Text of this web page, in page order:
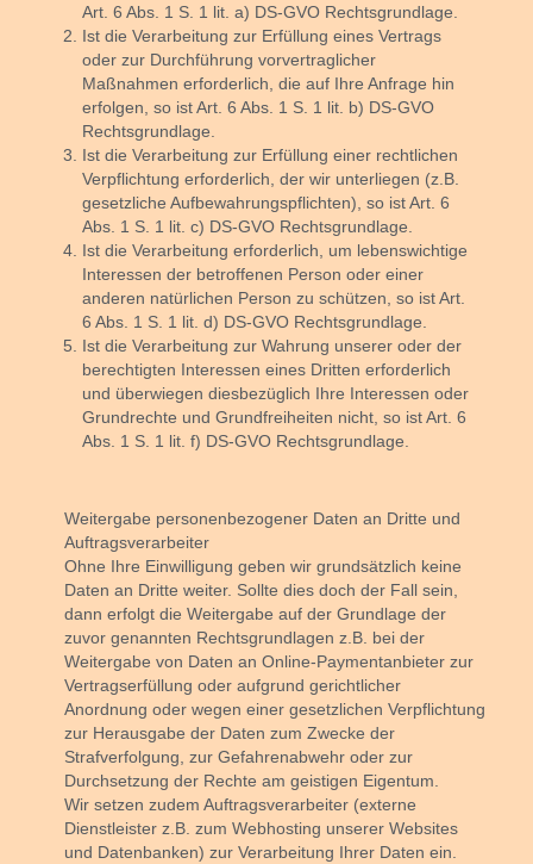
Art. 6 Abs. 1 S. 1 lit. a) DS-GVO Rechtsgrundlage.
Ist die Verarbeitung zur Erfüllung eines Vertrags
oder zur Durchführung vorvertraglicher
Maßnahmen erforderlich, die auf Ihre Anfrage hin
erfolgen, so ist Art. 6 Abs. 1 S. 1 lit. b) DS-GVO
Rechtsgrundlage.
Ist die Verarbeitung zur Erfüllung einer rechtlichen
Verpflichtung erforderlich, der wir unterliegen (z.B.
gesetzliche Aufbewahrungspflichten), so ist Art. 6
Abs. 1 S. 1 lit. c) DS-GVO Rechtsgrundlage.
Ist die Verarbeitung erforderlich, um lebenswichtige
Interessen der betroffenen Person oder einer
anderen natürlichen Person zu schützen, so ist Art.
6 Abs. 1 S. 1 lit. d) DS-GVO Rechtsgrundlage.
Ist die Verarbeitung zur Wahrung unserer oder der
berechtigten Interessen eines Dritten erforderlich
und überwiegen diesbezüglich Ihre Interessen oder
Grundrechte und Grundfreiheiten nicht, so ist Art. 6
Abs. 1 S. 1 lit. f) DS-GVO Rechtsgrundlage.
Weitergabe personenbezogener Daten an Dritte und
Auftragsverarbeiter
Ohne Ihre Einwilligung geben wir grundsätzlich keine
Daten an Dritte weiter. Sollte dies doch der Fall sein,
dann erfolgt die Weitergabe auf der Grundlage der
zuvor genannten Rechtsgrundlagen z.B. bei der
Weitergabe von Daten an Online-Paymentanbieter zur
Vertragserfüllung oder aufgrund gerichtlicher
Anordnung oder wegen einer gesetzlichen Verpflichtung
zur Herausgabe der Daten zum Zwecke der
Strafverfolgung, zur Gefahrenabwehr oder zur
Durchsetzung der Rechte am geistigen Eigentum.
Wir setzen zudem Auftragsverarbeiter (externe
Dienstleister z.B. zum Webhosting unserer Websites
und Datenbanken) zur Verarbeitung Ihrer Daten ein.